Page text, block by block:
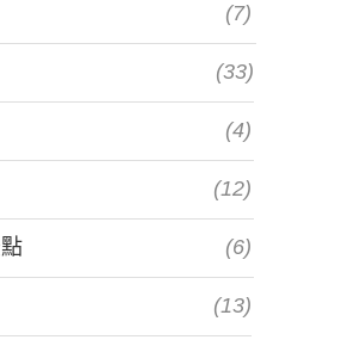
(7)
(33)
(4)
(12)
(6)
(13)